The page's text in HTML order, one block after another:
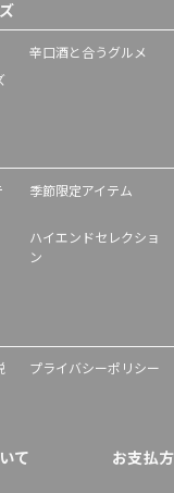
辛口酒と合うグルメ
季節限定アイテム
ハイエンドセレクショ
ン
プライバシーポリシー
て お支払